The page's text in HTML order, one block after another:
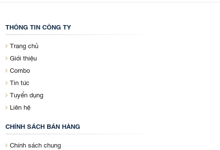
THÔNG TIN CÔNG TY
Trang chủ
Giới thiệu
Combo
Tin tức
Tuyển dụng
Liên hệ
CHÍNH SÁCH BÁN HÀNG
Chính sách chung